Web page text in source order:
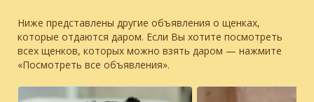
Ниже представлены другие объявления о щенках,
которые отдаются даром. Если Вы хотите посмотреть
всех щенков, которых можно взять даром — нажмите
«Посмотреть все объявления».